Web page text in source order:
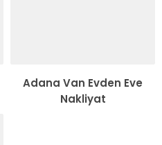
Adana Van Evden Eve
Nakliyat